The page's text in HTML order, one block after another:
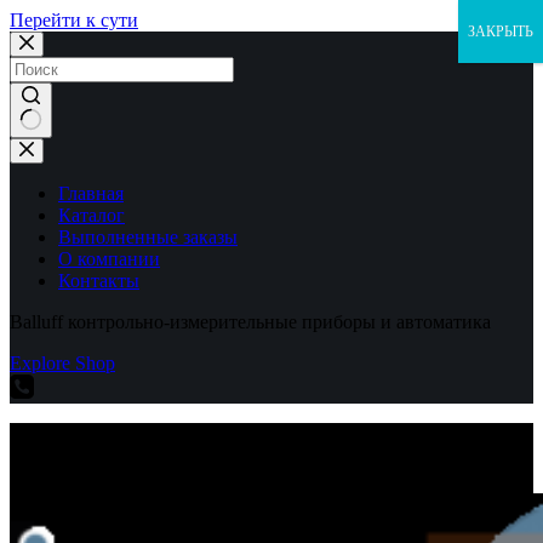
Перейти к сути
Ничего
не
найденоГлавная
Каталог
Выполненные заказы
О компании
Контакты
Balluff контрольно-измерительные приборы и автоматика
Explore Shop
ЗАКРЫТЬ